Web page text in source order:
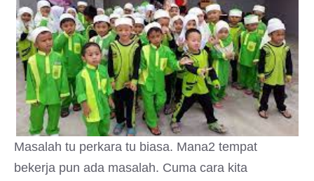
Masalah tu perkara tu biasa. Mana2 tempat
bekerja pun ada masalah. Cuma cara kita